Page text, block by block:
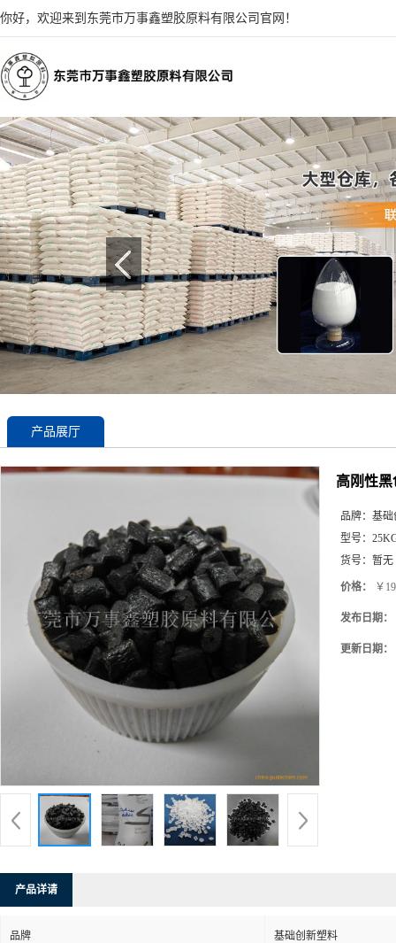
你好，欢迎来到东莞市万事鑫塑胶原料有限公司官网！
产品展厅
高刚性黑
品牌： 基础
型号：
货号： 暂无
价格： ￥
发布日期：
更新日期：
产品详请
品牌 基础创新塑料